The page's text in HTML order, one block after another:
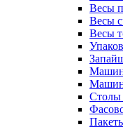
Весы
Весы
Весы
Столы